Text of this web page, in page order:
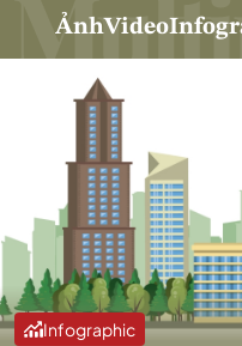
ẢnhVideo
Infographic